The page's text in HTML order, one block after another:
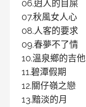
深情難捨
17
上海歸來的莉露
18 桂花樹之戀
19 船頭可愛
06.迌人的目屎
07.秋風女人心
08.人客的要求
09.春夢不了情
10.溫泉鄉的吉他
11.碧潭假期
12.關仔嶺之戀
13.黯淡的月